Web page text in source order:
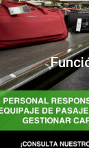
Cursos para la
certificación